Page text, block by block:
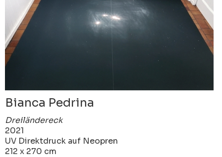
Bianca Pedrina
Dreiländereck
2021
UV Direktdruck auf Neopren
212 x 270 cm